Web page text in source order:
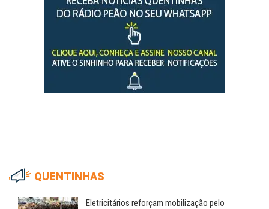
QUENTINHAS
Eletricitários reforçam mobilização pelo